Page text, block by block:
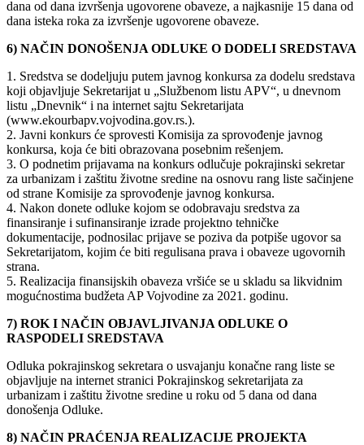
dana od dana izvršenja ugovorene obaveze, a najkasnije 15 dana od
dana isteka roka za izvršenje ugovorene obaveze.
6) NAČIN DONOŠENJA ODLUKE O DODELI SREDSTAVA
1. Sredstva se dodeljuju putem javnog konkursa za dodelu sredstava
koji objavljuje Sekretarijat u „Službenom listu APV“, u dnevnom
listu „Dnevnik“ i na internet sajtu Sekretarijata
(www.ekourbapv.vojvodina.gov.rs.).
2. Javni konkurs će sprovesti Komisija za sprovođenje javnog
konkursa, koja će biti obrazovana posebnim rešenjem.
3. O podnetim prijavama na konkurs odlučuje pokrajinski sekretar
za urbanizam i zaštitu životne sredine na osnovu rang liste sačinjene
od strane Komisije za sprovođenje javnog konkursa.
4. Nakon donete odluke kojom se odobravaju sredstva za
finansiranje i sufinansiranje izrade projektno tehničke
dokumentacije, podnosilac prijave se poziva da potpiše ugovor sa
Sekretarijatom, kojim će biti regulisana prava i obaveze ugovornih
strana.
5. Realizacija finansijskih obaveza vršiće se u skladu sa likvidnim
mogućnostima budžeta AP Vojvodine za 2021. godinu.
7) ROK I NAČIN OBJAVLJIVANJA ODLUKE O
RASPODELI SREDSTAVA
Odluka pokrajinskog sekretara o usvajanju konačne rang liste se
objavljuje na internet stranici Pokrajinskog sekretarijata za
urbanizam i zaštitu životne sredine u roku od 5 dana od dana
donošenja Odluke.
8) NAČIN PRAĆENJA REALIZACIJE PROJEKTA